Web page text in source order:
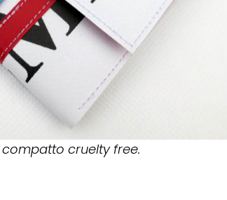
cruelty free.